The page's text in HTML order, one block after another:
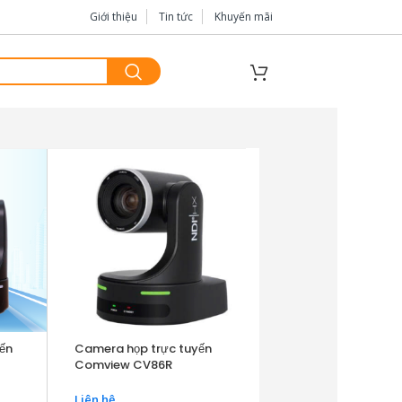
Giới thiệu Tin tức Khuyến mãi
Camera họp trực tuyến
Comview CV86R